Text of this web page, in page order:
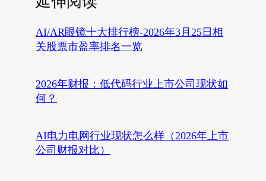
AI/AR眼镜十大排行榜-2026年3月25日相
关股票市盈率排名一览
2026年财报：低代码行业上市公司现状如
何？
AI电力电网行业现状怎么样（2026年上市
公司财报对比）